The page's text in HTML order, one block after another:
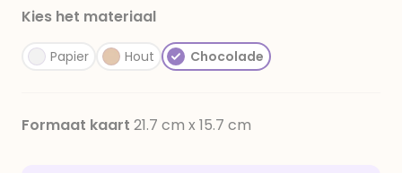
Kies het materiaal
Papier Hout Chocolade
Formaat kaart 21.7 cm x 15.7 cm